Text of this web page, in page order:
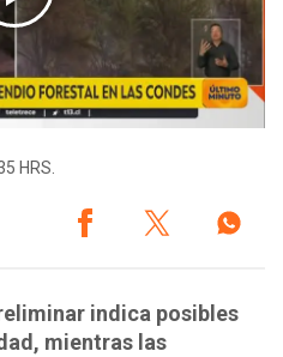
HRS.
indica posibles
mientras las